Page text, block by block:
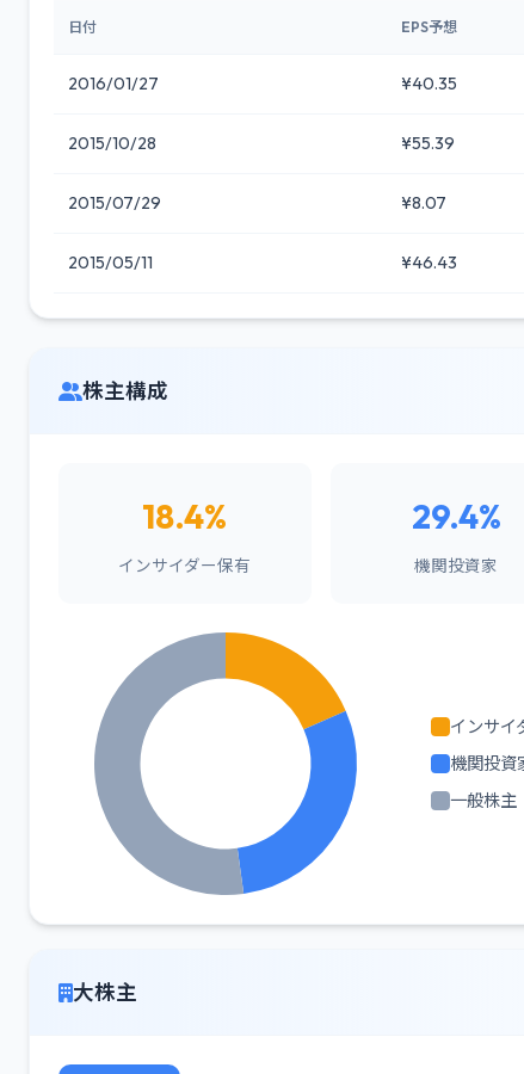
日付 EPS予想
2016/01/27 ¥40.35
2015/10/28 ¥55.39
2015/07/29 ¥8.07
2015/05/11 ¥46.43
株主構成
18.4%
インサイダー保有
29.4%
機関投資家
インサイ
機関投資
一般株主
大株主